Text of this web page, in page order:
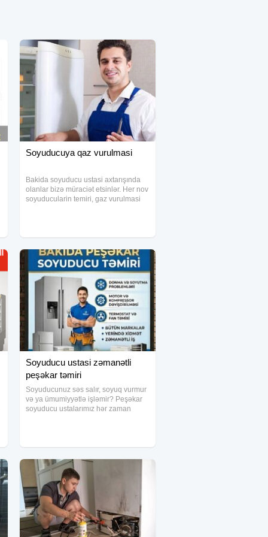
Soyuducuya qaz vurulmasi
Bakida soyuducu ustasi axtarışında
olanlar bizə müraciət etsinlər. Her nov
soyuducularin temiri, gaz vurulmasi
Soyuducu ustasi zəmanətli
peşəkar təmiri
Soyuducunuz səs salır, soyuq vurmur
və ya ümumiyyətlə işləmir? Peşəkar
soyuducu ustalarımız hər zaman
ustalarımız